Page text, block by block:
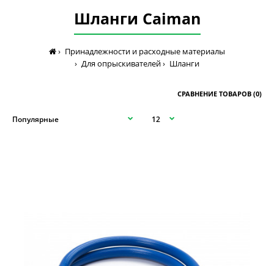
Шланги Caiman
Принадлежности и расходные материалы
Для опрыскивателей
Шланги
СРАВНЕНИЕ ТОВАРОВ (0)